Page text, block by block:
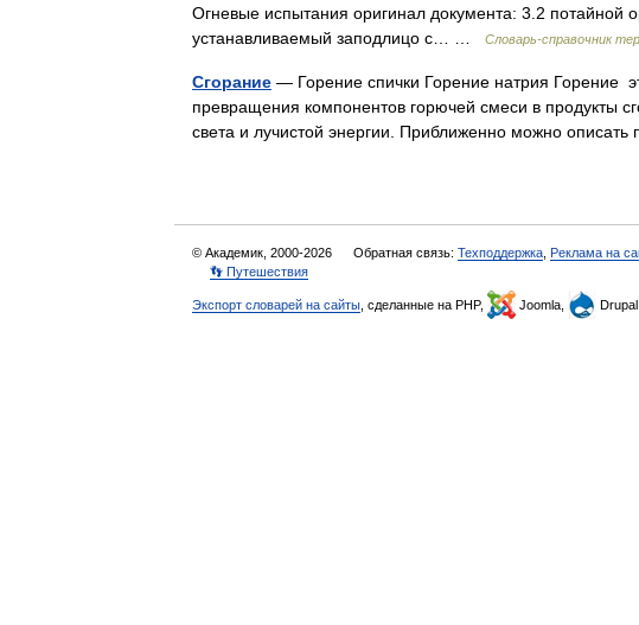
Огневые испытания оригинал документа: 3.2 потайной
устанавливаемый заподлицо с… …
Словарь-справочник
Сгорание — Горение спички Горение натрия Горение
превращения компонентов горючей смеси в продукты
света и лучистой энергии. Приближенно можно
© Академик, 2000-2026 Обратная связь: Техподдержка Реклама на
👣 Путешествия
Экспорт словарей на сайты , сделанные на PHP, Joomla, Drupal,